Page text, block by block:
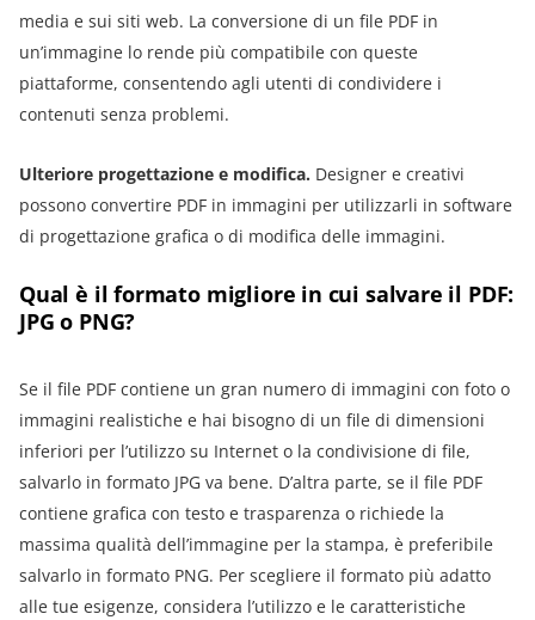
media e sui siti web. La conversione di un file PDF in
un’immagine lo rende più compatibile con queste
piattaforme, consentendo agli utenti di condividere i
contenuti senza problemi.
Ulteriore progettazione e modifica. Designer e creativi
possono convertire PDF in immagini per utilizzarli in software
di progettazione grafica o di modifica delle immagini.
Qual è il formato migliore in cui salvare il PDF:
JPG o PNG?
Se il file PDF contiene un gran numero di immagini con foto o
immagini realistiche e hai bisogno di un file di dimensioni
inferiori per l’utilizzo su Internet o la condivisione di file,
salvarlo in formato JPG va bene. D’altra parte, se il file PDF
contiene grafica con testo e trasparenza o richiede la
massima qualità dell’immagine per la stampa, è preferibile
salvarlo in formato PNG. Per scegliere il formato più adatto
alle tue esigenze, considera l’utilizzo e le caratteristiche